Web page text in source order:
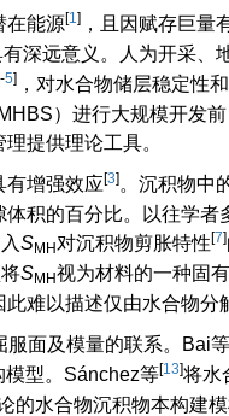
在能源[1] ，且因赋存巨量
深远意义。人为开采
-5] ，对水合物储层稳定性
）进行大规模开发
提供理论工具。
有增强效应[3] 。沉积物中
积的百分比。以往学者
SMH 对沉积物剪胀特性[7]
SMH视为材料的一种固
难以描述仅由水合物分
服面及模量的联系。Bai等
型。Sánchez等[13]将水
的水合物沉积物本构建